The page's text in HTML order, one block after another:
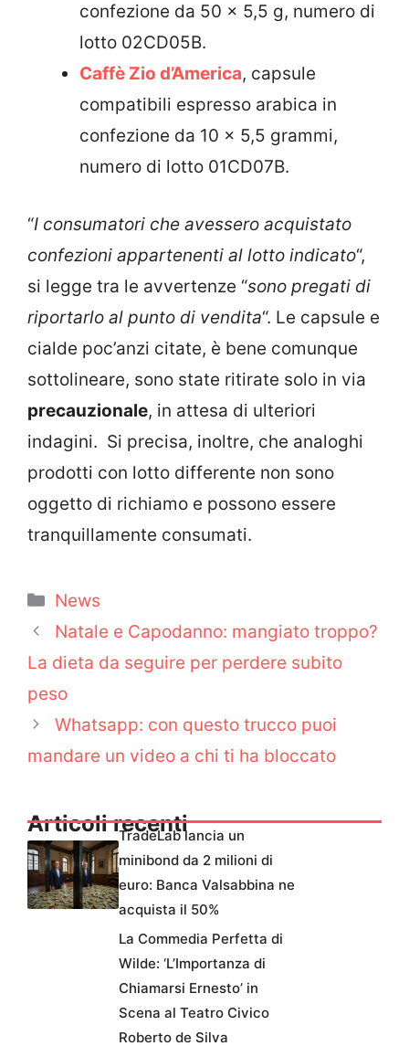
confezione da 50 x 5,5 g, numero di
lotto 02CD05B.
Caffè Zio d’America, capsule
compatibili espresso arabica in
confezione da 10 x 5,5 grammi,
numero di lotto 01CD07B.
“I consumatori che avessero acquistato
confezioni appartenenti al lotto indicato“,
si legge tra le avvertenze “sono pregati di
riportarlo al punto di vendita“. Le capsule e
cialde poc’anzi citate, è bene comunque
sottolineare, sono state ritirate solo in via
precauzionale, in attesa di ulteriori
indagini. Si precisa, inoltre, che analoghi
prodotti con lotto differente non sono
oggetto di richiamo e possono essere
tranquillamente consumati.
Categorie
News
Natale e Capodanno: mangiato troppo?
La dieta da seguire per perdere subito
peso
Whatsapp: con questo trucco puoi
mandare un video a chi ti ha bloccato
Articoli recenti
TradeLab lancia un
minibond da 2 milioni di
euro: Banca Valsabbina ne
acquista il 50%
La Commedia Perfetta di
Wilde: ‘L’Importanza di
Chiamarsi Ernesto’ in
Scena al Teatro Civico
Roberto de Silva